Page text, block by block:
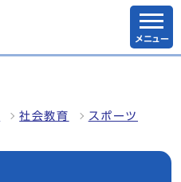
メニュー
社会教育 スポーツ